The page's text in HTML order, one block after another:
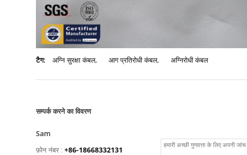
टैग: अग्नि सुरक्षा कंबल, आग प्रतिरोधी कंबल, अग्निरोधी कंबल
सम्पर्क करने का विवरण
Sam
फ़ोन नंबर : +86-18668332131